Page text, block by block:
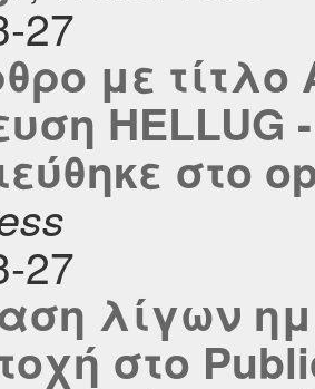
27
με τίτλο
HELLUG
στο
27
λίγων
στο